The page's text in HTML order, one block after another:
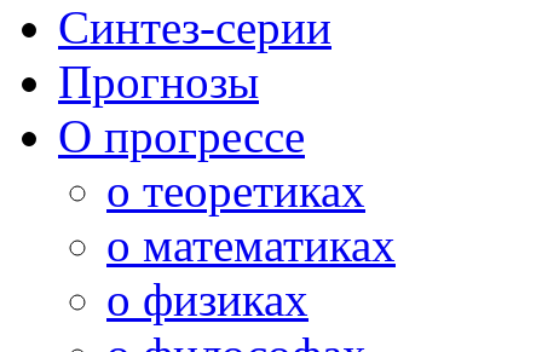
Синтез-серии
Прогнозы
О прогрессе
о теоретиках
о математиках
о физиках